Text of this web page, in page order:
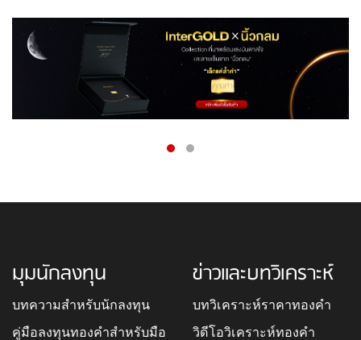
มุมนักลงทุน
บทความสำหรับนักลงทุน
คู่มือลงทุนทองคำสำหรับมือ
ข่าวและบทวิเคราะห์
บทวิเคราะห์ราคาทองคำ
วิดีโอวิเคราะห์ทองคำ